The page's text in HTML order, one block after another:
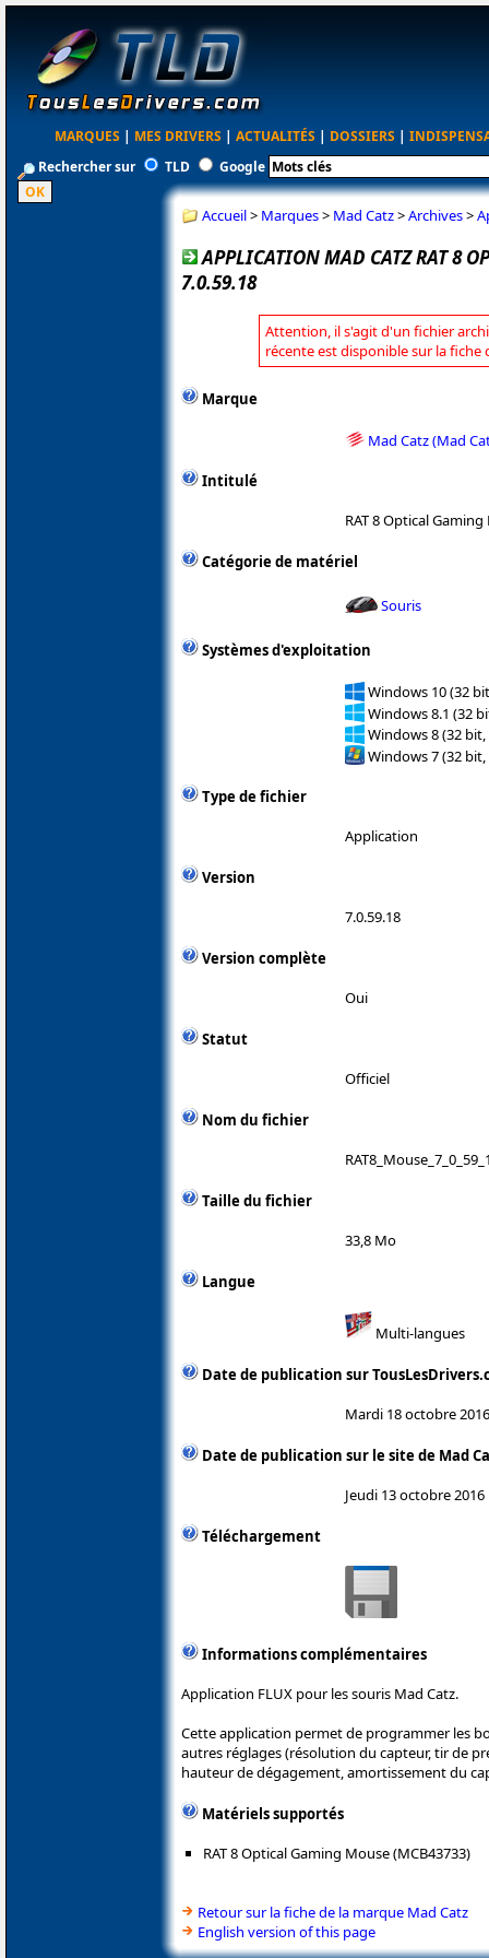
MARQUES | MES DRIVERS | ACTUALITÉS | DOSSIERS |
Rechercher sur
TLD Google
Accueil> Marques> Mad Catz>Archives>
APPLICATION MAD CATZ RAT 8
7.0.59.18
Attention, il s'agit d'un fichier
récente est disponible sur la fiche
Marque
Mad Catz (Mad
Intitulé
RAT 8 Optical
Catégorie de matériel
Souris
Systèmes d'exploitation
Windows 10 (32
Windows 8.1 (32
Windows 8 (32 bit,
Windows 7 (32 bit,
Type de fichier
Application
Version
7.0.59.18
Version complète
Oui
Statut
Officiel
Nom du fichier
Taille du fichier
33,8 Mo
Langue
Multi-langues
Date de publication sur
Mardi 18 octobre 2016
Date de publication sur le site de Mad
Jeudi 13 octobre 2016
Téléchargement
Informations complémentaires
Application FLUX pour les souris Mad Catz.
Cette application permet de programmer les
autres réglages (résolution du capteur, tir de
hauteur de dégagement, amortissement du
Matériels supportés
RAT 8 Optical Gaming Mouse (MCB43733)
Retour sur la fiche de la marque Mad Catz
English version of this page